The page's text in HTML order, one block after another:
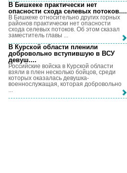
В Бишкеке практически нет
опасности схода селевых потоков....
В Бишкеке относительно других горных
районов практически нет опасности
схода селевых потоков. Об этом сказал
заместитель главы ...
В Курской области пленили
добровольно вступившую в ВСУ
девуш....
Российские войска в Курской области
взяли в плен несколько бойцов, среди
которых оказалась девушка-
военнослужащая, которая добровольно
...